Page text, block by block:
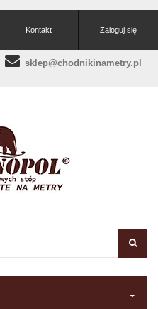
Zaloguj się
Kontakt
sklep@chodnikinametry.pl